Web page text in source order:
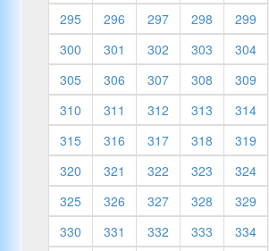
295
296 297 298
299
300
301 302 303
304
305
306 307 308
309
310
311 312 313
314
315
316 317 318
319
320
321 322 323
324
325
326 327 328
329
330
331 332 333
334